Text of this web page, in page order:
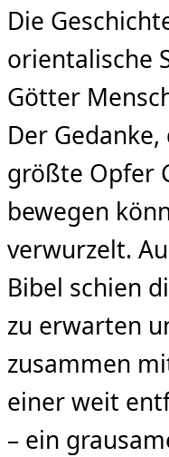
Die
orientalische
Götter
Der
größte Opfer
bewegen
verwurzelt.
Bibel schien
zu erwarten
zusammen
einer weit
– ein